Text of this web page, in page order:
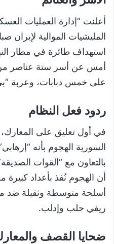
أعلنت “إدارة العمليات
المليشيات الموالية لإيران
استهداف طائرة في مطار
أمس عن أسر ستة عناصر من
على خمس دبابات، وعربة
ردود فعل النظام
في أول تعليق على
السورية الهجوم بأنه
بالتعاون مع “القوات
أن الهجوم نُفذ بأعداد
أسلحة متوسطة وثقيلة ضد
ريفي حلب وإدلب.
ضحايا القصف